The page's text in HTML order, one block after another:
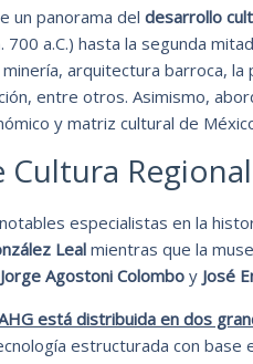
un panorama del desarrollo
a.C.) hasta la segunda
arquitectura barroca,
entre otros. Asimismo,
y matriz cultural de
Regional
especialistas en la
Leal mientras que la
Jorge Agostoni Colombo y José
está distribuida en dos
estructurada con base